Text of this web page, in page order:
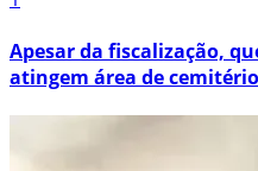
Apesar da fiscalização,
atingem área de